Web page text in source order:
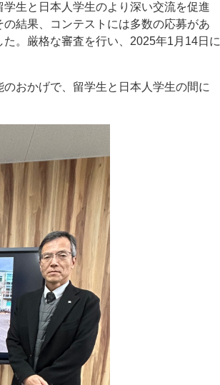
生と日本人学生のより深い交流を促進
結果、コンテストには多数の応募があ
。厳格な審査を行い、2025年1月14日に
おかげで、留学生と日本人学生の間に